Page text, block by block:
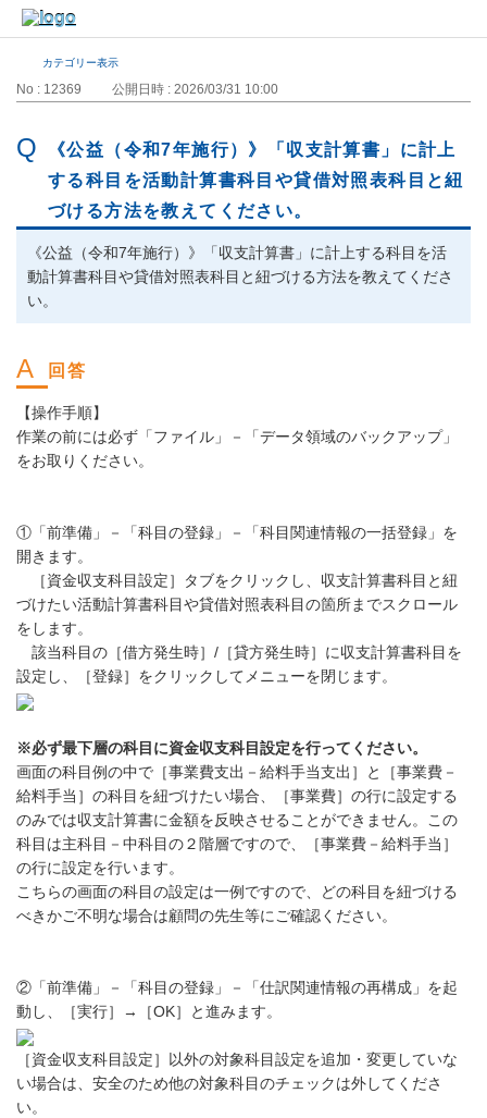
カテゴリー表示
No : 12369 公開日時 : 2026/03/31 10:00
《公益（令和7年施行）》「収支計算書」に計上
する科目を活動計算書科目や貸借対照表科目と紐
づける方法を教えてください。
《公益（令和7年施行）》「収支計算書」に計上する科目を活
動計算書科目や貸借対照表科目と紐づける方法を教えてくださ
い。
【操作手順】
作業の前には必ず「ファイル」－「データ領域のバックアップ」
をお取りください。
①「前準備」－「科目の登録」－「科目関連情報の一括登録」を
開きます。
［資金収支科目設定］タブをクリックし、収支計算書科目と紐
づけたい活動計算書科目や貸借対照表科目の箇所までスクロール
をします。
該当科目の［借方発生時］/［貸方発生時］に収支計算書科目を
設定し、［登録］をクリックしてメニューを閉じます。
※必ず最下層の科目に資金収支科目設定を行ってください。
画面の科目例の中で［事業費支出－給料手当支出］と［事業費－
給料手当］の科目を紐づけたい場合、［事業費］の行に設定する
のみでは収支計算書に金額を反映させることができません。この
科目は主科目－中科目の２階層ですので、［事業費－給料手当］
の行に設定を行います。
こちらの画面の科目の設定は一例ですので、どの科目を紐づける
べきかご不明な場合は顧問の先生等にご確認ください。
②「前準備」－「科目の登録」－「仕訳関連情報の再構成」を起
動し、［実行］→［OK］と進みます。
［資金収支科目設定］以外の対象科目設定を追加・変更していな
い場合は、安全のため他の対象科目のチェックは外してくださ
い。